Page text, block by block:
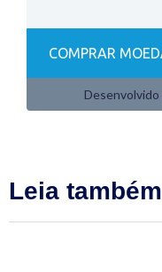
Leia também